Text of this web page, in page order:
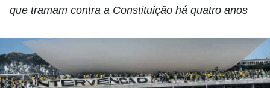
que tramam contra a Constituição há quatro anos